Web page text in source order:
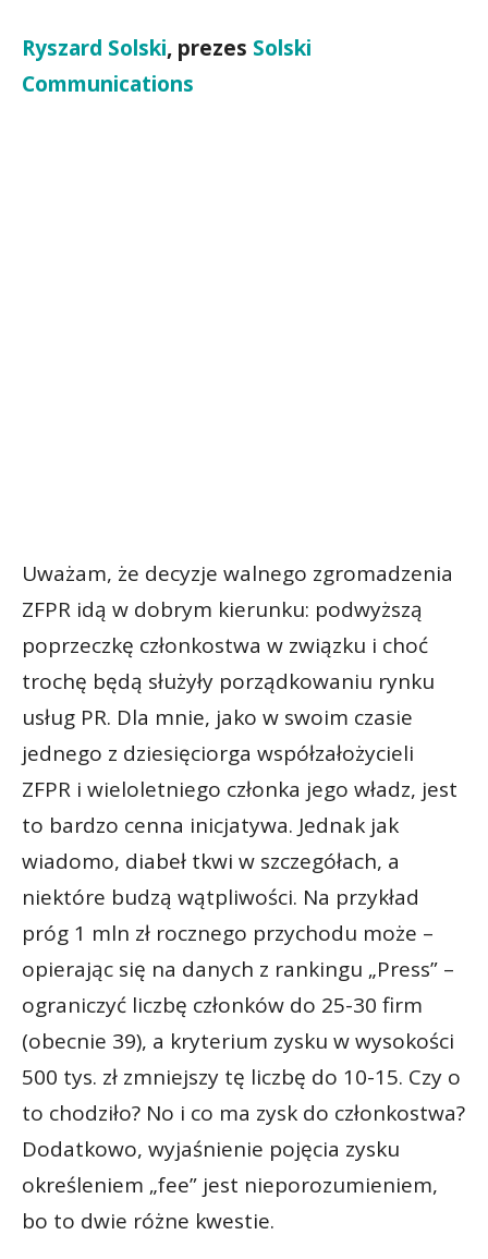
Ryszard Solski, prezes Solski
Communications
Uważam, że decyzje walnego zgromadzenia
ZFPR idą w dobrym kierunku: podwyższą
poprzeczkę członkostwa w związku i choć
trochę będą służyły porządkowaniu rynku
usług PR. Dla mnie, jako w swoim czasie
jednego z dziesięciorga współzałożycieli
ZFPR i wieloletniego członka jego władz, jest
to bardzo cenna inicjatywa. Jednak jak
wiadomo, diabeł tkwi w szczegółach, a
niektóre budzą wątpliwości. Na przykład
próg 1 mln zł rocznego przychodu może –
opierając się na danych z rankingu „Press” –
ograniczyć liczbę członków do 25-30 firm
(obecnie 39), a kryterium zysku w wysokości
500 tys. zł zmniejszy tę liczbę do 10-15. Czy o
to chodziło? No i co ma zysk do członkostwa?
Dodatkowo, wyjaśnienie pojęcia zysku
określeniem „fee” jest nieporozumieniem,
bo to dwie różne kwestie.